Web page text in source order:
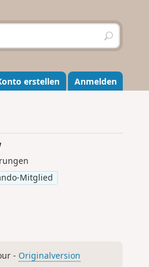
S
u
h
e
n
erstellen Anmelden
Mitglied
- Originalversion